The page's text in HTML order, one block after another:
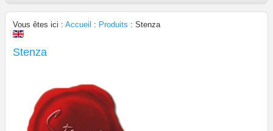
Vous êtes ici : Accueil : Produits : Stenza
Stenza